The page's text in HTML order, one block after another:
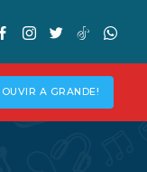
A GRANDE!